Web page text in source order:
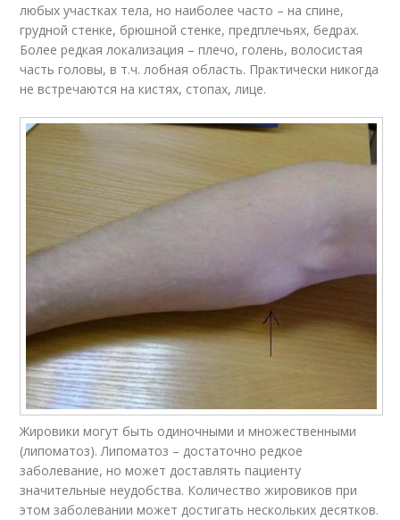
любых участках тела, но наиболее часто – на спине,
грудной стенке, брюшной стенке, предплечьях, бедрах.
Более редкая локализация – плечо, голень, волосистая
часть головы, в т.ч. лобная область. Практически никогда
не встречаются на кистях, стопах, лице.
Жировики могут быть одиночными и множественными
(липоматоз). Липоматоз – достаточно редкое
заболевание, но может доставлять пациенту
значительные неудобства. Количество жировиков при
этом заболевании может достигать нескольких десятков.